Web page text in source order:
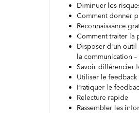
Diminuer les
Comment donner
Reconnaissance
Comment traiter la
Disposer d'un outil
la communication
Savoir différencier
Utiliser le
Pratiquer le
Relecture rapide
Rassembler les